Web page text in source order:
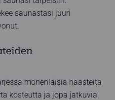
saunastasi juuri
monenlaisia haasteita
kosteutta ja jopa jatkuvia